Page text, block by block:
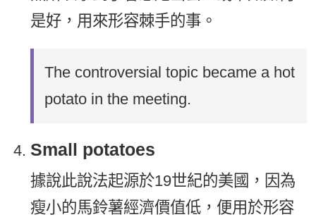
是好，用來形容棘手的事。
The controversial topic became a hot
potato in the meeting.
Small potatoes
據說此說法起源於19世紀的美國，因為
瘦小的馬鈴薯經濟價值低，便用於形容